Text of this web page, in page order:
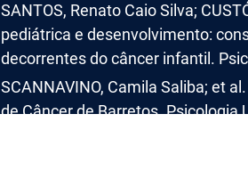
SANTOS, Renato Caio Silva;
pediátrica e desenvolvimento:
decorrentes do câncer infantil.
SCANNAVINO, Camila Saliba; et
de Câncer de Barretos. Psicologia